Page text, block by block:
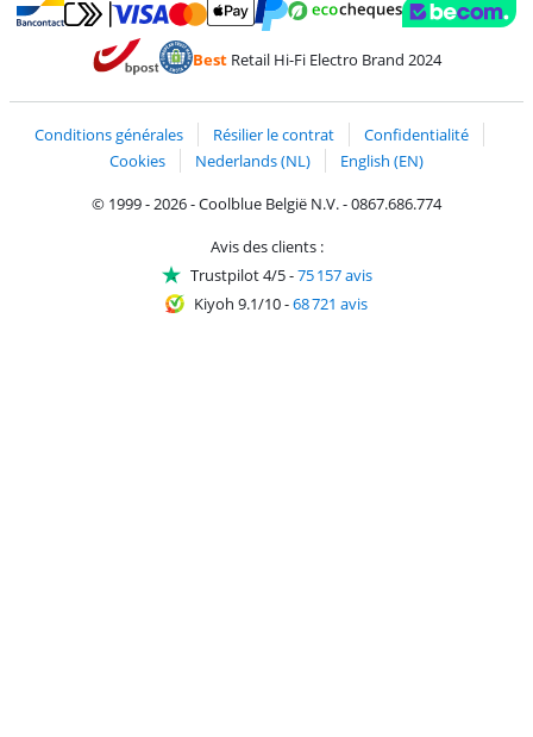
Payer avec Bancontact
Payer avec MasterCard et Visa via ClickToPay
BestRetail Hi-Fi Electro Brand 2024
Conditions générales Résilier le contrat
Confidentialité
Cookies
Nederlands (NL)
English (EN)
© 1999 - 2026 - Coolblue België N.V. - 0867.686.774
Avis des clients :
Trustpilot 4/5-75 157 avis
Kiyoh 9.1/10-68 721 avis